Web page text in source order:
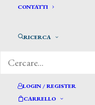
CONTATTI
RICERCA
LOGIN / REGISTER
CARRELLO
WOSTRY CARLO
Frequentò dal 1882
nel 1887 eseguì la